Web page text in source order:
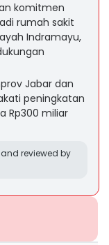
komitmen
rumah sakit
Indramayu,
Jabar dan
peningkatan
Rp300 miliar
reviewed by